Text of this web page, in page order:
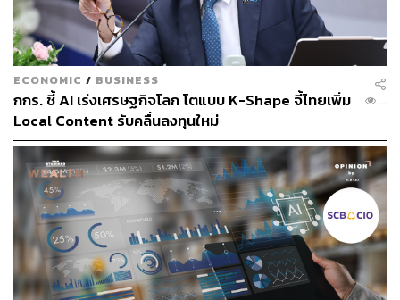
Responsible AI คือการใช้ AI ในทางที่สอดคล้องกับ
จริยธรรมและกฎหมาย โดยพิจารณาผลกระทบต่อลูกค้า
พนักงาน และผู้มีส่วนได้ส่วนเสียอื่นๆ ซึ่งจะมีความสำคัญมาก
ต่อการได้รับความเชื่อถือจากบุคคลเหล่านี้และปกป้องชื่อ
เสียงขององค์กรในการใช้งานข้อมูลส่วนบุคคล องค์กรต่างๆ
ควรมีการสร้างกรอบ ‘Responsible AI’ เพื่อควบคุมและ
ป้องกันความเสี่ยงในแง่ต่างๆ เช่น ความเสี่ยงจากผลลัพธ์ที่ไม่
แม่นยำ การฉ้อโกง การป้องกันทรัพย์สินทางปัญญาของตัว
องค์กรเองและความเสี่ยงในการละเมิดทรัพย์สินทางปัญญา
ของผู้อื่น จากผลสำรวจมีเพียง 8% ของผู้บริหารในกลุ่มธุรกิจ
ค้าปลีกและสินค้าอุปโภคบริโภคที่ตอบแบบสอบถามเชิง
สำรวจว่ามีโมเดลการบริหารและนโยบายที่เหมาะสมในการ
ใช้ Generative AI ในธุรกิจของตน
ECONOMIC / BUSINESS
กกร. ชี้ AI เร่งเศรษฐกิจโลก โตแบบ K-Shape จี้ไทยเพิ่ม
Local Content รับคลื่นลงทุนใหม่
...